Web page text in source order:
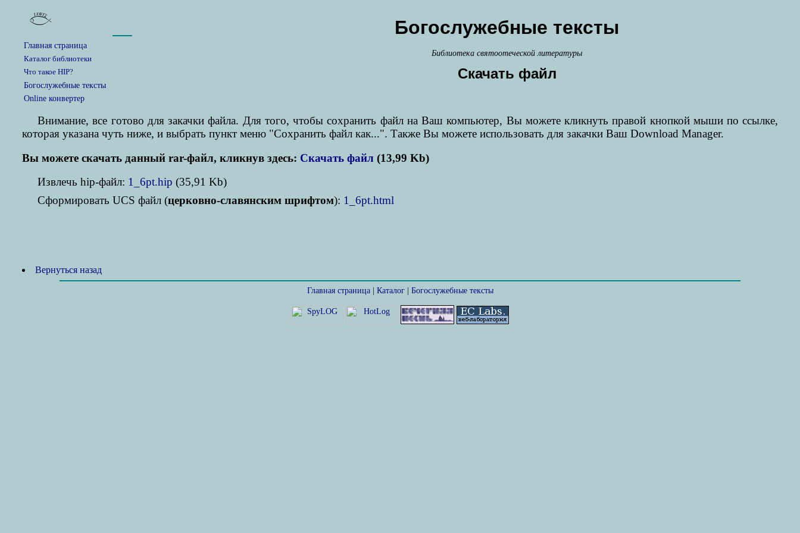
Главная страница
Каталог библиотеки
Что такое HIP?
Богослужебные тексты
Online конвертер
Богослужебные тексты
Библиотека святоотеческой литературы
Скачать файл
Внимание, все готово для закачки файла. Для того, чтобы сохранить файл на Ваш компьютер, Вы можете кликнуть правой кнопкой мыши по ссылке,
которая указана чуть ниже, и выбрать пункт меню "Сохранить файл как...". Также Вы можете использовать для закачки Ваш Download Manager.
Вы можете скачать данный rar-файл, кликнув здесь: Скачать файл (13,99 Kb)
Извлечь hip-файл: 1_6pt.hip (35,91 Kb)
Cформировать UCS файл (церковно-славянским шрифтом): 1_6pt.html
Вернуться назад
Главная страница| Каталог| Богослужебные тексты